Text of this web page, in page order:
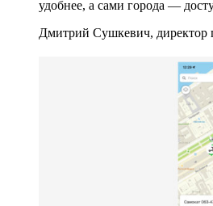
удобнее, а сами города —
Дмитрий Сушкевич, директор